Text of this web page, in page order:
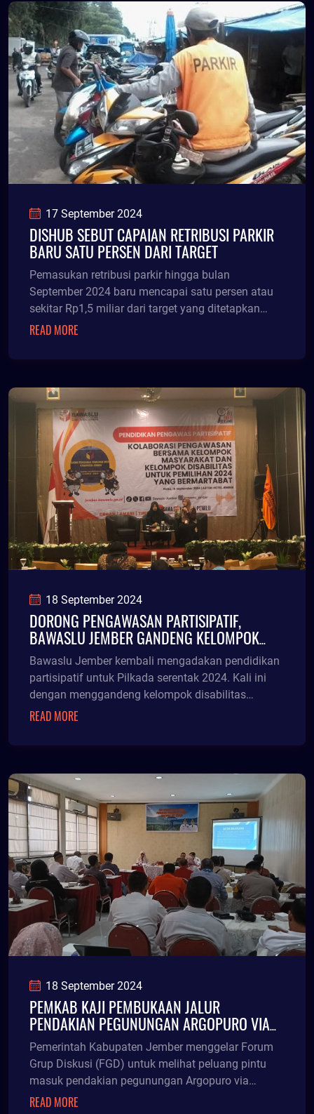
17 September 2024
DISHUB SEBUT CAPAIAN RETRIBUSI PARKIR
BARU SATU PERSEN DARI TARGET
Pemasukan retribusi parkir hingga bulan
September 2024 baru mencapai satu persen atau
sekitar Rp1,5 miliar dari target yang ditetapkan
sebesar Rp19
READ MORE
18 September 2024
DORONG PENGAWASAN PARTISIPATIF,
BAWASLU JEMBER GANDENG KELOMPOK
DISABILITAS
Bawaslu Jember kembali mengadakan pendidikan
partisipatif untuk Pilkada serentak 2024. Kali ini
dengan menggandeng kelompok disabilitas
kegiatan di
READ MORE
18 September 2024
PEMKAB KAJI PEMBUKAAN JALUR
PENDAKIAN PEGUNUNGAN ARGOPURO VIA
JEMBER
Pemerintah Kabupaten Jember menggelar Forum
Grup Diskusi (FGD) untuk melihat peluang pintu
masuk pendakian pegunungan Argopuro via
Jember, Rabu (18
READ MORE